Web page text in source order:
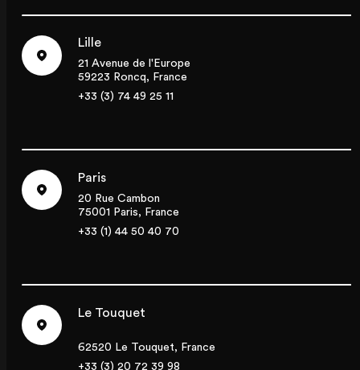
Lille
21 Avenue de l'Europe
59223 Roncq, France
+33 (3) 74 49 25 11
Paris
20 Rue Cambon
75001 Paris, France
+33 (1) 44 50 40 70
Le Touquet
62520 Le Touquet, France
+33 (3) 20 72 39 98